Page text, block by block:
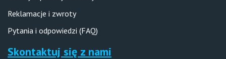
Reklamacje i zwroty
Pytania i odpowiedzi (FAQ)
Skontaktuj się z nami